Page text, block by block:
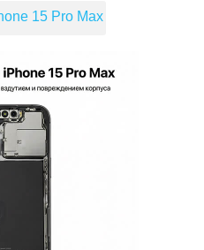
15 Pro Max